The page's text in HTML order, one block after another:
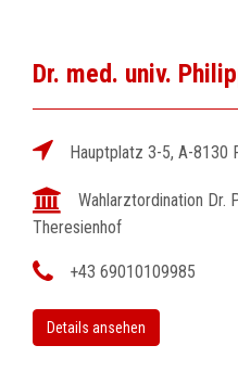
Dr. med. univ.
Hauptplatz 3-5, A-8130
Wahlarztordination Dr.
Theresienhof
+43 69010109985
Details ansehen